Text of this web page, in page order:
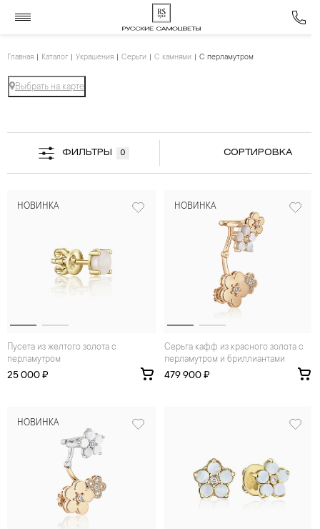
Главная Каталог Украшения Серьги С камнями С перламутром
Выбрать на карте
ФИЛЬТРЫ 0 СОРТИРОВКА
НОВИНКА
Пусета из желтого золота с
перламутром
25 000 ₽
НОВИНКА
Серьга кафф из красного золота с
перламутром и бриллиантами
479 900 ₽
НОВИНКА